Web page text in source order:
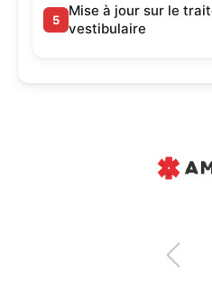
Mise à jour sur le
vestibulaire